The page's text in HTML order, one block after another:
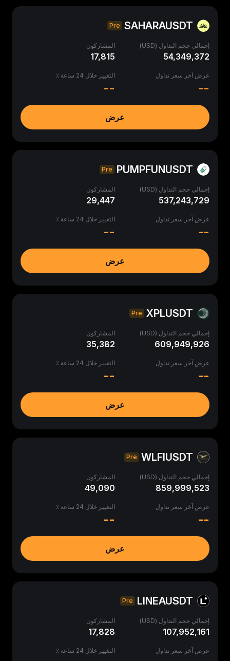
SAHARAUSDT
Pre
إجمالي حجم التداول (USD)
54,349,372
المشاركون
17,815
عرض آخر سعر تداول
--
التغيير خلال 24 ساعة ٪
--
عرض
PUMPFUNUSDT
Pre
إجمالي حجم التداول (USD)
537,243,729
المشاركون
29,447
عرض آخر سعر تداول
--
التغيير خلال 24 ساعة ٪
--
عرض
XPLUSDT
Pre
إجمالي حجم التداول (USD)
609,949,926
المشاركون
35,382
عرض آخر سعر تداول
--
التغيير خلال 24 ساعة ٪
--
عرض
WLFIUSDT
Pre
إجمالي حجم التداول (USD)
859,999,523
المشاركون
49,090
عرض آخر سعر تداول
--
التغيير خلال 24 ساعة ٪
--
عرض
LINEAUSDT
Pre
إجمالي حجم التداول (USD)
107,952,161
المشاركون
17,828
عرض آخر سعر تداول التغيير خلال 24 ساعة ٪